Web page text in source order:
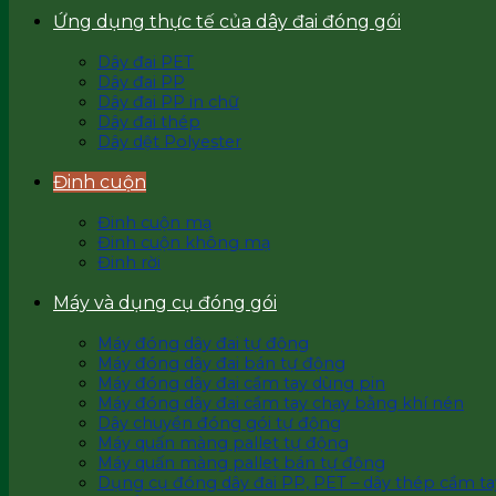
Ứng dụng thực tế của dây đai đóng gói
Dây đai PET
Dây đai PP
Dây đai PP in chữ
Dây đai thép
Dây dệt Polyester
Đinh cuộn
Đinh cuộn mạ
Đinh cuộn không mạ
Đinh rời
Máy và dụng cụ đóng gói
Máy đóng dây đai tự động
Máy đóng dây đai bán tự động
Máy đóng dây đai cầm tay dùng pin
Máy đóng dây đai cầm tay chạy bằng khí nén
Dây chuyền đóng gói tự động
Máy quấn màng pallet tự động
Máy quấn màng pallet bán tự động
Dụng cụ đóng dây đai PP, PET – dây thép cầm